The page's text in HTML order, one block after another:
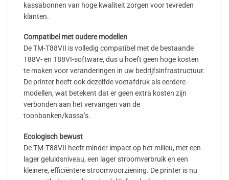
kassabonnen van hoge kwaliteit zorgen voor tevreden
klanten.
Compatibel met oudere modellen
De TM-T88VII is volledig compatibel met de bestaande
T88V- en T88VI-software, dus u hoeft geen hoge kosten
te maken voor veranderingen in uw bedrijfsinfrastructuur.
De printer heeft ook dezelfde voetafdruk als eerdere
modellen, wat betekent dat er geen extra kosten zijn
verbonden aan het vervangen van de
toonbanken/kassa’s.
Ecologisch bewust
De TM-T88VII heeft minder impact op het milieu, met een
lager geluidsniveau, een lager stroomverbruik en een
kleinere, efficiëntere stroomvoorziening. De printer is nu